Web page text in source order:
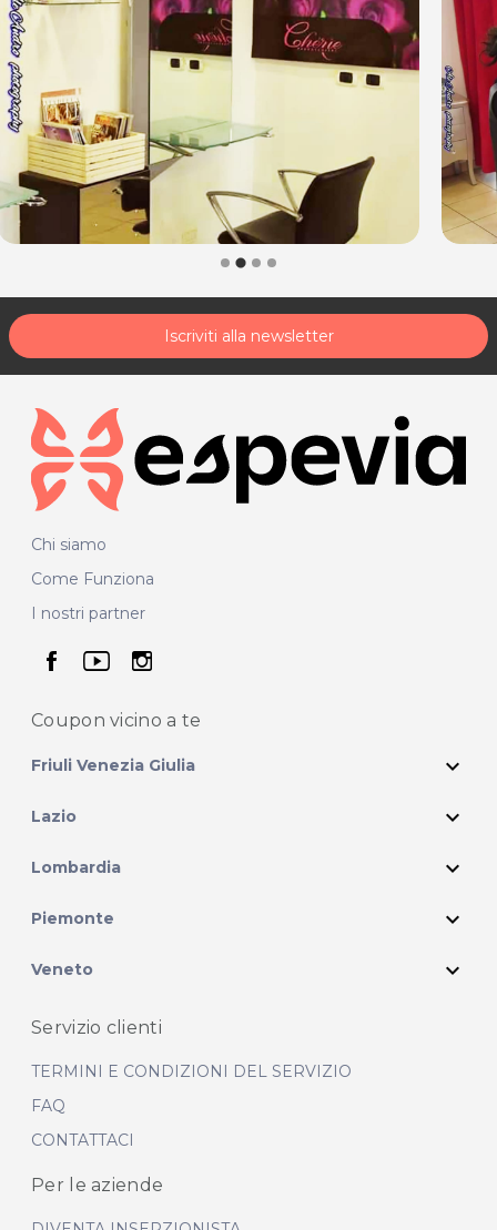
Per ulteriori informazioni sull'offerta o sulle modalità di
acquisto scrivi aposta@espevia.it.
Iscriviti alla newsletter
Chi siamo
Come Funziona
I nostri partner
seguici su facebook
seguici su youtube
seguici su instagram
Coupon vicino a te
Friuli Venezia Giulia expand_more
Lazio expand_more
Lombardia expand_more
Piemonte expand_more
Veneto expand_more
Servizio clienti
TERMINI E CONDIZIONI DEL SERVIZIO
FAQ
CONTATTACI
Per le aziende